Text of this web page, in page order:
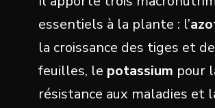
essentiels à la plante : l’
la croissance des tiges et
feuilles, le potassium pour
résistance aux maladies et